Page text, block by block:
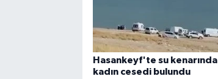
Hasankeyf'te su kenarında
kadın cesedi bulundu